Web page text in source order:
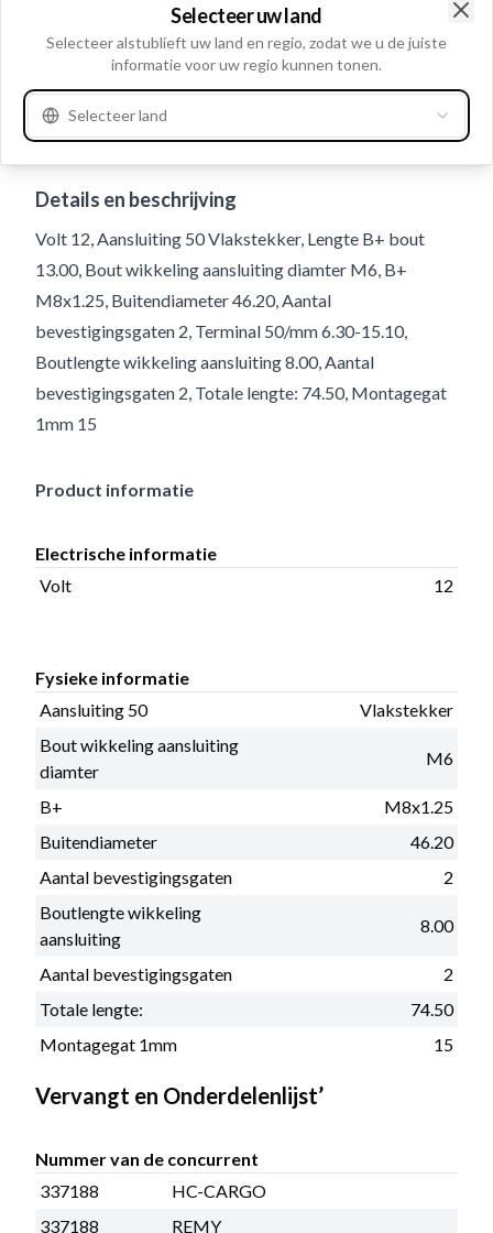
Details en beschrijving
Volt 12, Aansluiting 50 Vlakstekker, Lengte B+ bout
13.00, Bout wikkeling aansluiting diamter M6, B+
M8x1.25, Buitendiameter 46.20, Aantal
bevestigingsgaten 2, Terminal 50/mm 6.30-15.10,
Boutlengte wikkeling aansluiting 8.00, Aantal
bevestigingsgaten 2, Totale lengte: 74.50, Montagegat
1mm 15
Product informatie
Electrische informatie
Volt
12
Fysieke informatie
Aansluiting 50
Vlakstekker
Bout wikkeling aansluiting
diamter
M6
B+
M8x1.25
Buitendiameter
46.20
Aantal bevestigingsgaten
2
Boutlengte wikkeling
aansluiting
8.00
Aantal bevestigingsgaten
2
Totale lengte:
74.50
Montagegat 1mm
15
Vervangt en Onderdelenlijst’
Nummer van de concurrent
337188
HC-CARGO
337188
REMY
Selecteer uw land
Selecteer alstublieft uw land en regio, zodat we u de juiste
informatie voor uw regio kunnen tonen.
Selecteer land